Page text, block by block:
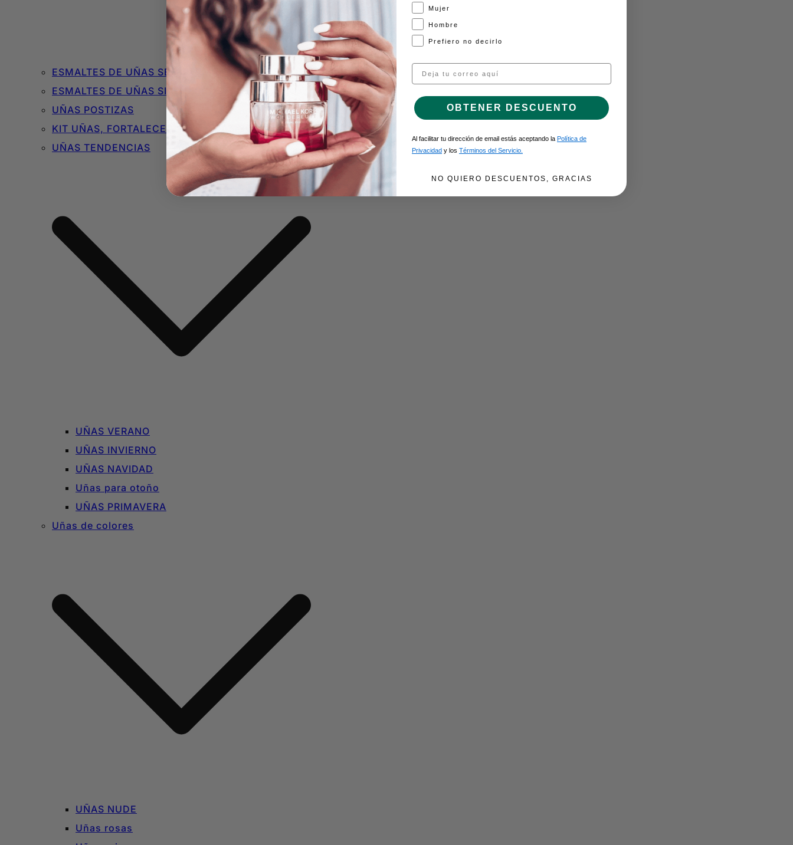
ESMALTES DE UÑAS SEMIPERMANENTES O DE GEL
ESMALTES DE UÑAS SIN TÓXICOS
UÑAS POSTIZAS
KIT UÑAS, FORTALECEDORES Y BÁSICOS
UÑAS TENDENCIAS
UÑAS VERANO
UÑAS INVIERNO
UÑAS NAVIDAD
Uñas para otoño
UÑAS PRIMAVERA
Uñas de colores
UÑAS NUDE
Uñas rosas
A Mujer
Hombre
Prefiero no decirlo
Email
OBTENER DESCUENTO
Al facilitar tu dirección de email estás aceptando la Política de
Privacidad y los Términos del Servicio.
NO QUIERO DESCUENTOS, GRACIAS